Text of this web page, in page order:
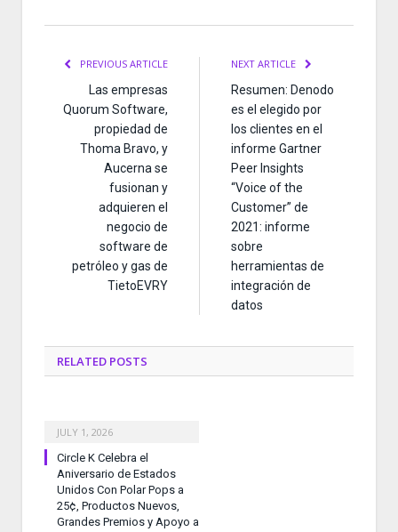
PREVIOUS ARTICLE
Las empresas
Quorum Software,
propiedad de
Thoma Bravo, y
Aucerna se
fusionan y
adquieren el
negocio de
software de
petróleo y gas de
TietoEVRY
NEXT ARTICLE
Resumen: Denodo
es el elegido por
los clientes en el
informe Gartner
Peer Insights
“Voice of the
Customer” de
2021: informe
sobre
herramientas de
integración de
datos
RELATED POSTS
JULY 1, 2026
Circle K Celebra el
Aniversario de Estados
Unidos Con Polar Pops a
25¢, Productos Nuevos,
Grandes Premios y Apoyo a